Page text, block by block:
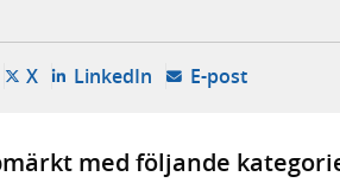
i ny flik, extern webbplats,
X- öppnas i ny flik, extern
LinkedIn- öppnas i ny flik,
E-post- öppnar
med följande